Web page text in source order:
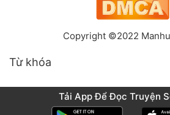
Copyright ©2022
Từ khóa
Tải App Để Đọc Truyện